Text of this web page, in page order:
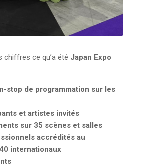
chiffres ce qu’a été Japan Expo
stop de programmation sur les
et artistes invités
sur 35 scènes et salles
accrédités au
internationaux